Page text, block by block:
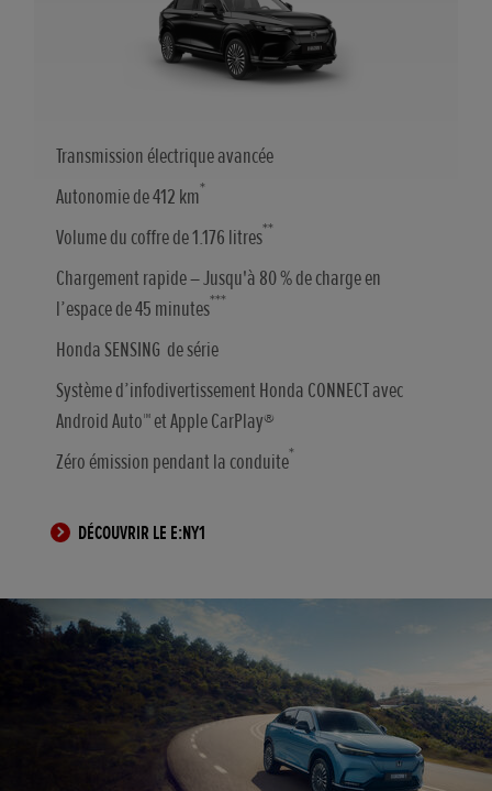
Transmission électrique avancée
Autonomie de 412 km*
Volume du coffre de 1.176 litres**
Chargement rapide – Jusqu'à 80 % de charge en
l’espace de 45 minutes***
Honda SENSING de série
Système d’infodivertissement Honda CONNECT avec
Android Auto™ et Apple CarPlay®
Zéro émission pendant la conduite*
DÉCOUVRIR LE E:NY1